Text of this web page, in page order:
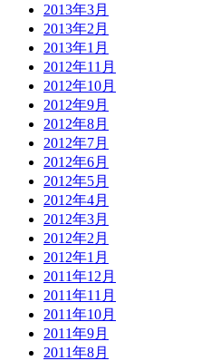
2013年3月
2013年2月
2013年1月
2012年11月
2012年10月
2012年9月
2012年8月
2012年7月
2012年6月
2012年5月
2012年4月
2012年3月
2012年2月
2012年1月
2011年12月
2011年11月
2011年10月
2011年9月
2011年8月